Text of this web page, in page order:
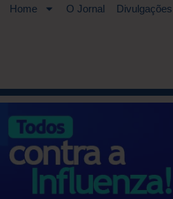
Home O Jornal Divulgações